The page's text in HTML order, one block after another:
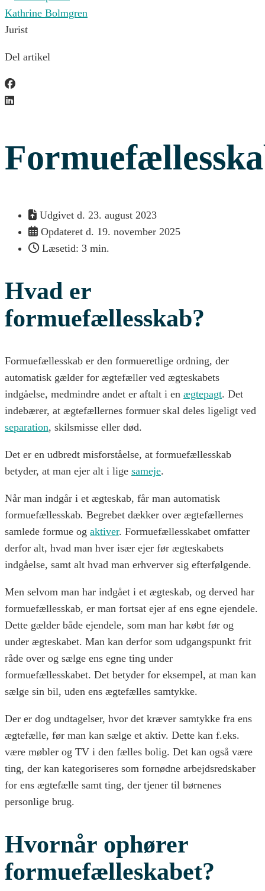
Kathrine Bolmgren
Jurist
Del artikel
Udgivet d. 23. august 2023
Opdateret d. 19. november 2025
Læsetid: 3 min.
Hvad er
formuefællesskab?
Formuefællesskab er den formueretlige ordning, der
automatisk gælder for ægtefæller ved ægteskabets
indgåelse, medmindre andet er aftalt i en ægtepagt. Det
indebærer, at ægtefællernes formuer skal deles ligeligt ved
separation, skilsmisse eller død.
Det er en udbredt misforståelse, at formuefællesskab
betyder, at man ejer alt i lige sameje.
Når man indgår i et ægteskab, får man automatisk
formuefællesskab. Begrebet dækker over ægtefællernes
samlede formue og aktiver. Formuefællesskabet omfatter
derfor alt, hvad man hver især ejer før ægteskabets
indgåelse, samt alt hvad man erhverver sig efterfølgende.
Men selvom man har indgået i et ægteskab, og derved har
formuefællesskab, er man fortsat ejer af ens egne ejendele.
Dette gælder både ejendele, som man har købt før og
under ægteskabet. Man kan derfor som udgangspunkt frit
råde over og sælge ens egne ting under
formuefællesskabet. Det betyder for eksempel, at man kan
sælge sin bil, uden ens ægtefælles samtykke.
Der er dog undtagelser, hvor det kræver samtykke fra ens
ægtefælle, før man kan sælge et aktiv. Dette kan f.eks.
være møbler og TV i den fælles bolig. Det kan også være
ting, der kan kategoriseres som fornødne arbejdsredskaber
for ens ægtefælle samt ting, der tjener til børnenes
personlige brug.
Hvornår ophører
formuefælleskabet?